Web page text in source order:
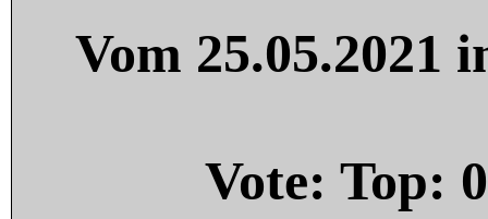
Vom 25.05.2021
Vote: Top: 0